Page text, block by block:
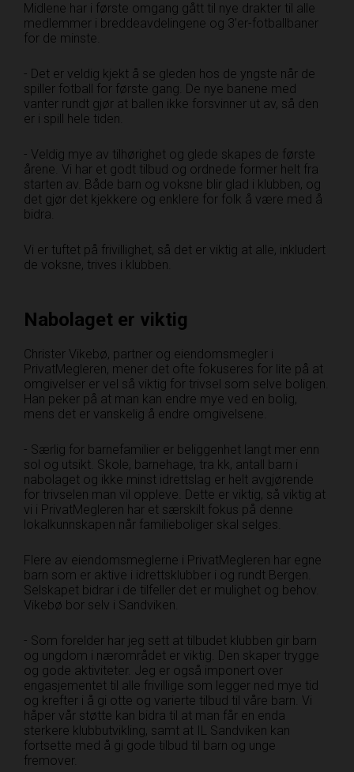
Midlene har i første omgang gått til nye drakter til alle
medlemmer i breddeavdelingene og 3’er-fotballbaner
for de minste.
- Det er veldig kjekt å se gleden hos de yngste når de
spiller fotball for første gang. De nye banene med
vanter rundt gjør at ballen ikke forsvinner ut av, så den
er i spill hele tiden.
- Veldig mye av tilhørighet og glede skapes de første
årene. Vi har et godt tilbud og ordnede former helt fra
starten av. Både barn og voksne blir glad i klubben, og
det gjør det kjekkere og enklere for folk å være med å
bidra.
Vi er tuftet på frivillighet, så det er viktig at alle, inkludert
de voksne, trives i klubben.
Nabolaget er viktig
Christer Vikebø, partner og eiendomsmegler i
PrivatMegleren, mener det ofte fokuseres for lite på at
omgivelser er vel så viktig for trivsel som selve boligen.
Han peker på at man kan endre mye ved en bolig,
mens det er vanskelig å endre omgivelsene.
- Særlig for barnefamilier er beliggenhet langt mer enn
sol og utsikt. Skole, barnehage, tra kk, antall barn i
nabolaget og ikke minst idrettslag er helt avgjørende
for trivselen man vil oppleve. Dette er viktig, så viktig at
vi i PrivatMegleren har et særskilt fokus på denne
lokalkunnskapen når familieboliger skal selges.
Flere av eiendomsmeglerne i PrivatMegleren har egne
barn som er aktive i idrettsklubber i og rundt Bergen.
Selskapet bidrar i de tilfeller det er mulighet og behov.
Vikebø bor selv i Sandviken.
- Som forelder har jeg sett at tilbudet klubben gir barn
og ungdom i nærområdet er viktig. Den skaper trygge
og gode aktiviteter. Jeg er også imponert over
engasjementet til alle frivillige som legger ned mye tid
og krefter i å gi otte og varierte tilbud til våre barn. Vi
håper vår støtte kan bidra til at man får en enda
sterkere klubbutvikling, samt at IL Sandviken kan
fortsette med å gi gode tilbud til barn og unge
fremover.